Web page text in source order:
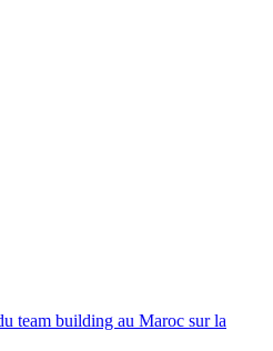
team building au Maroc sur la